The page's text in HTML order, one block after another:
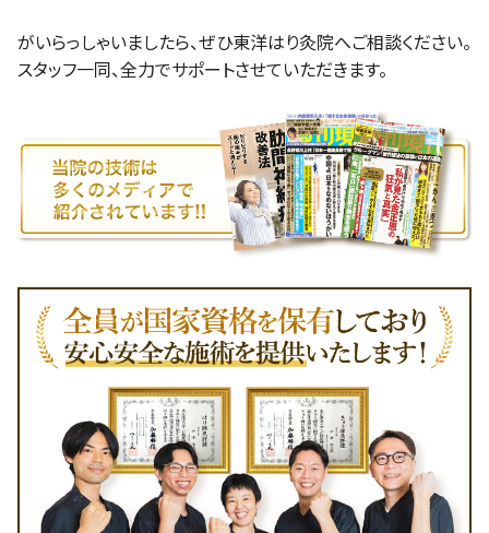
がいらっしゃいましたら、ぜひ東洋はり灸院へご相談ください。
スタッフ一同、全力でサポートさせていただきます。